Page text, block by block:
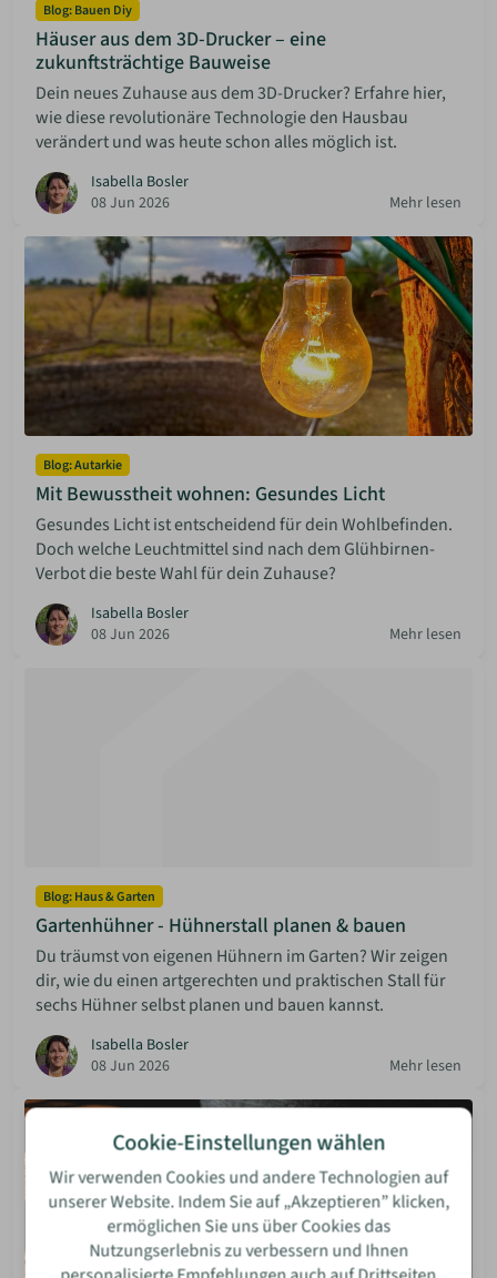
Blog: Bauen Diy
Häuser aus dem 3D-Drucker – eine
zukunftsträchtige Bauweise
Dein neues Zuhause aus dem 3D-Drucker? Erfahre hier,
wie diese revolutionäre Technologie den Hausbau
verändert und was heute schon alles möglich ist.
Isabella Bosler
08 Jun 2026
Mehr lesen
Blog: Autarkie
Mit Bewusstheit wohnen: Gesundes Licht
Gesundes Licht ist entscheidend für dein Wohlbefinden.
Doch welche Leuchtmittel sind nach dem Glühbirnen-
Verbot die beste Wahl für dein Zuhause?
Isabella Bosler
08 Jun 2026
Mehr lesen
Blog: Haus & Garten
Gartenhühner - Hühnerstall planen & bauen
Du träumst von eigenen Hühnern im Garten? Wir zeigen
dir, wie du einen artgerechten und praktischen Stall für
sechs Hühner selbst planen und bauen kannst.
Isabella Bosler
08 Jun 2026
Mehr lesen
Cookie-Einstellungen wählen
Wir verwenden Cookies und andere Technologien auf
unserer Website. Indem Sie auf „Akzeptieren” klicken,
ermöglichen Sie uns über Cookies das
Nutzungserlebnis zu verbessern und Ihnen